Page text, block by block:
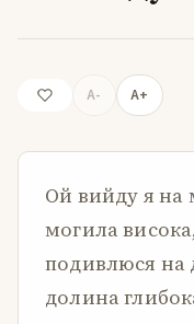
A- A+
Ой вийду я на
могила висока,
подивлюся на
долина